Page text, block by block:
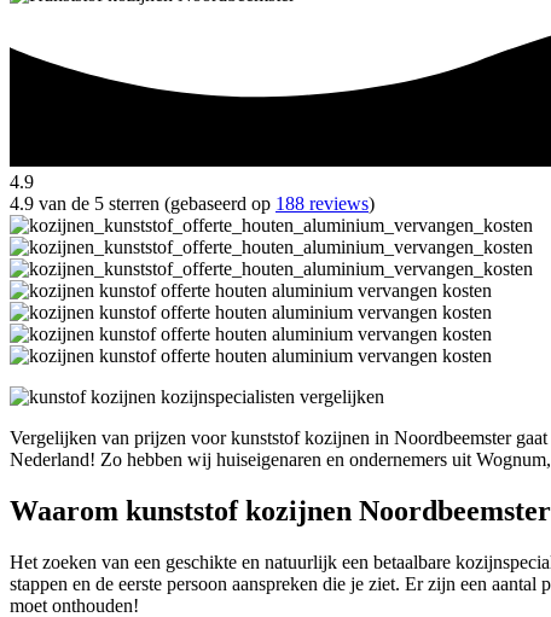
4.9
4.9 van de 5 sterren (gebaseerd op 188 reviews)
Vergelijken van prijzen voor kunststof kozijnen in Noordbeemster
Nederland! Zo hebben wij huiseigenaren en ondernemers uit
Waarom kunststof kozijnen Noordbeemster
Het zoeken van een geschikte en natuurlijk een betaalbare
stappen en de eerste persoon aanspreken die je ziet. Er zijn een
moet onthouden!